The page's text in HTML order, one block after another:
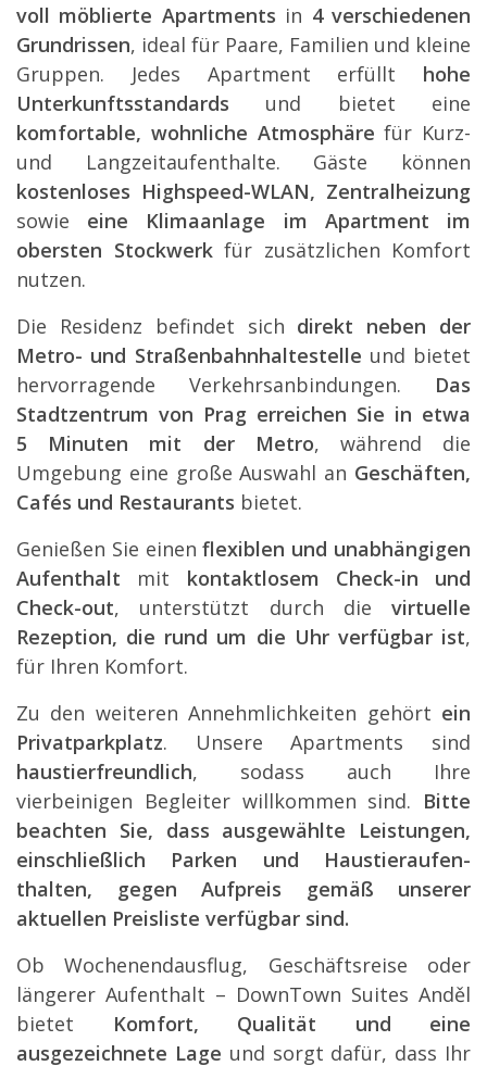
voll möblierte Apartments in 4 verschiedenen
Grundrissen, ideal für Paare, Familien und kleine
Gruppen. Jedes Apartment erfüllt hohe
Unterkunftsstan­dards und bietet eine
komfortable, wohnliche Atmosphäre für Kurz-
und Langzeitaufen­thalte. Gäste können
kostenloses Highspeed-WLAN, Zentralheizung
sowie eine Klimaanlage im Apartment im
obersten Stockwerkfür zusätzlichen Komfort
nutzen.
Die Residenz befindet sich direkt neben der
Metro- und Straßenbahnhal­testelle und bietet
hervorragende Verkehrsanbin­dungen. Das
Stadtzentrum von Prag erreichen Sie in etwa
5 Minuten mit der Metro, während die
Umgebung eine große Auswahl an Geschäften,
Cafés und Restaurants bietet.
Genießen Sie einenflexiblen und unabhängigen
Aufenthalt mit kontaktlosem Check-in und
Check-out, unterstützt durch die virtuelle
Rezeption, die rund um die Uhr verfügbar ist,
für Ihren Komfort.
Zu den weiteren Annehmlichkeiten gehört ein
Privatparkplatz. Unsere Apartments sind
haustierfreun­dlich, sodass auch Ihre
vierbeinigen Begleiter willkommen sind. Bitte
beachten Sie, dass ausgewählte Leistungen,
einschließlich Parken und Haustieraufen­
thalten, gegen Aufpreis gemäß unserer
aktuellen Preisliste verfügbar sind.
Ob Wochenendausflug, Geschäftsreise oder
längerer Aufenthalt – DownTown Suites Anděl
bietet
Komfort, Qualität und eine
ausgezeichnete Lage und sorgt dafür, dass Ihr